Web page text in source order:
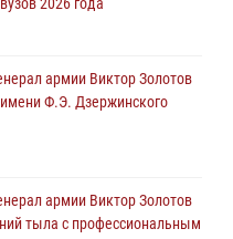
с Росгвардией
армии Виктор Золотов
Ф.Э. Дзержинского
армии Виктор Золотов
тыла с профессиональным